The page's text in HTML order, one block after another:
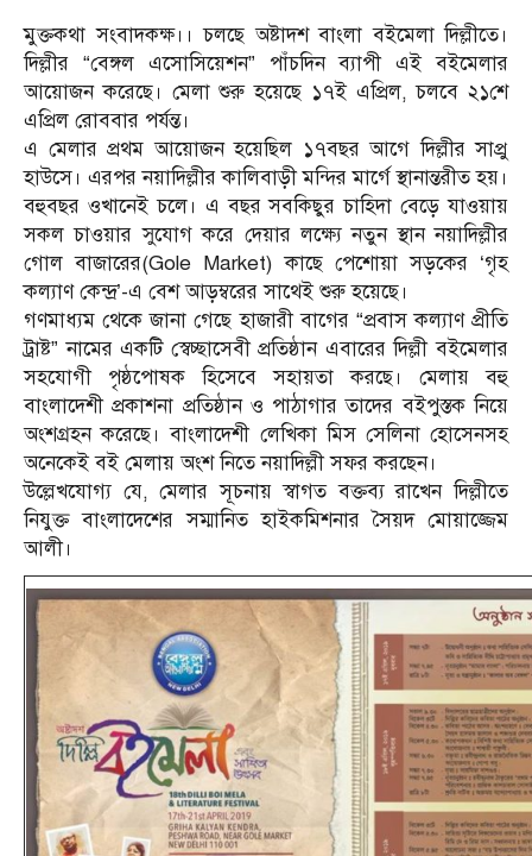
মুক্তকথা সংবাদকক্ষ।। চলছে অষ্টাদশ বাংলা বইমেলা দিল্লীতে।
দিল্লীর “বেঙ্গল এসোসিয়েশন” পাঁচদিন ব্যাপী এই বইমেলার
আয়োজন করেছে। মেলা শুরু হয়েছে ১৭ই এপ্রিল, চলবে ২১শে
এপ্রিল রোববার পর্যন্ত।
এ মেলার প্রথম আয়োজন হয়েছিল ১৭বছর আগে দিল্লীর সাপ্রু
হাউসে। এরপর নয়াদিল্লীর কালিবাড়ী মন্দির মার্গে স্থানান্তরীত হয়।
বহুবছর ওখানেই চলে। এ বছর সবকিছুর চাহিদা বেড়ে যাওয়ায়
সকল চাওয়ার সুযোগ করে দেয়ার লক্ষ্যে নতুন স্থান নয়াদিল্লীর
গোল বাজারের(Gole Market) কাছে পেশোয়া সড়কের ‘গৃহ
কল্যাণ কেন্দ্র’-এ বেশ আড়ম্বরের সাথেই শুরু হয়েছে।
গণমাধ্যম থেকে জানা গেছে হাজারী বাগের “প্রবাস কল্যাণ প্রীতি
ট্রাষ্ট” নামের একটি স্বেচ্ছাসেবী প্রতিষ্ঠান এবারের দিল্লী বইমেলার
সহযোগী পৃষ্ঠপোষক হিসেবে সহায়তা করছে। মেলায় বহু
বাংলাদেশী প্রকাশনা প্রতিষ্ঠান ও পাঠাগার তাদের বইপুস্তক নিয়ে
অংশগ্রহন করেছে। বাংলাদেশী লেখিকা মিস সেলিনা হোসেনসহ
অনেকেই বই মেলায় অংশ নিতে নয়াদিল্লী সফর করছেন।
উল্লেখযোগ্য যে, মেলার সূচনায় স্বাগত বক্তব্য রাখেন দিল্লীতে
নিযুক্ত বাংলাদেশের সম্মানিত হাইকমিশনার সৈয়দ মোয়াজ্জেম
আলী।